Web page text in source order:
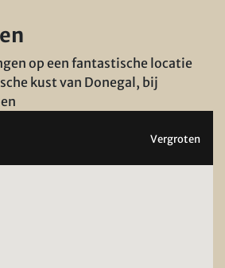
op een fantastische locatie
kust van Donegal, bij
Vergroten